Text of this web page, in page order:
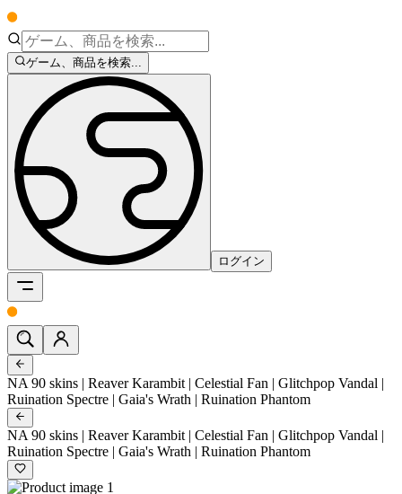
ゲーム、商品を検索...
ログイン
NA 90 skins | Reaver Karambit | Celestial Fan | Glitchpop Vandal |
Ruination Spectre | Gaia's Wrath | Ruination Phantom
NA 90 skins | Reaver Karambit | Celestial Fan | Glitchpop Vandal |
Ruination Spectre | Gaia's Wrath | Ruination Phantom